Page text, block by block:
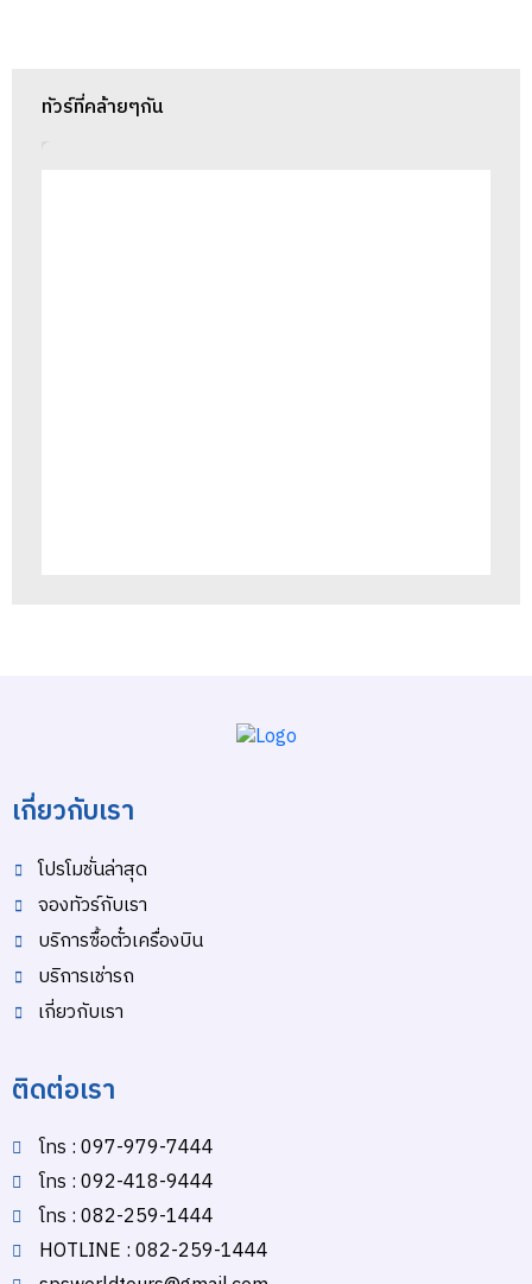
ทัวร์ที่คล้ายๆกัน
เกี่ยวกับเรา
โปรโมชั่นล่าสุด
จองทัวร์กับเรา
บริการซื้อตั๋วเครื่องบิน
บริการเช่ารถ
เกี่ยวกับเรา
ติดต่อเรา
โทร : 097-979-7444
โทร : 092-418-9444
โทร : 082-259-1444
HOTLINE : 082-259-1444